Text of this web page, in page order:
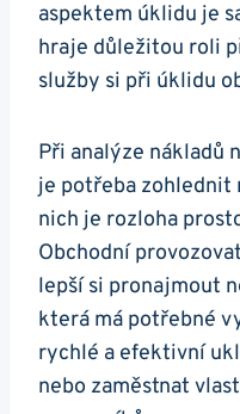
aspektem úklidu je
hraje důležitou roli
služby si při úklidu
Při analýze nákladů
je potřeba zohlednit
nich je rozloha
Obchodní
lepší si pronajmout
která má potřebné
rychlé a efektivní
nebo zaměstnat